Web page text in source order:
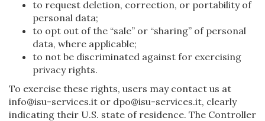
to request deletion, correction, or portability of
personal data;
to opt out of the “sale” or “sharing” of personal
data, where applicable;
to not be discriminated against for exercising
privacy rights.
To exercise these rights, users may contact us at
info@isu-services.it or dpo@isu-services.it, clearly
indicating their U.S. state of residence. The Controller